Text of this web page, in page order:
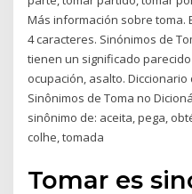
Más información sobre toma.
4 caracteres. Sinónimos de
tienen un significado
ocupación, asalto.
Sinônimos de Toma no
sinônimo de: aceita, pega,
colhe, tomada
Tomar es